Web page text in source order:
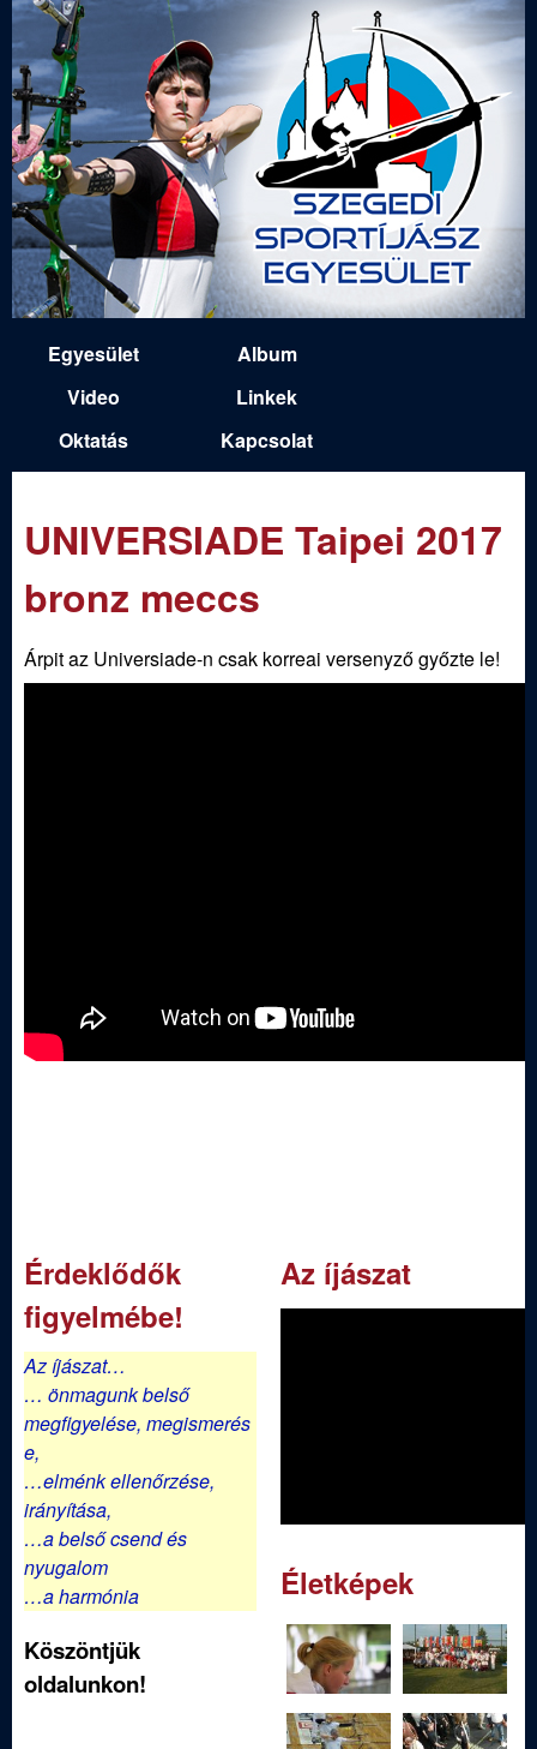
Ugrás
a
tartalomra
e
g
e
d
z
E
g
y
e
s
ü
i
m
e
n
u
Egyesület
Album
Video
Linkek
Oktatás
Kapcsolat
UNIVERSIADE Taipei 2017
bronz meccs
Árpit az Universiade-n csak korreai versenyző győzte le!
Érdeklődők
figyelmébe!
Az íjászat…
… önmagunk belső
megfigyelése, megismerés
e,
…elménk ellenőrzése,
irányítása,
…a belső csend és
nyugalom
…a harmónia
Köszöntjük
oldalunkon!
Az íjászat
Életképek